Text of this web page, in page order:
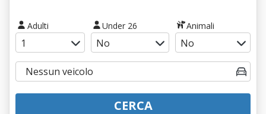
Adulti Under 26 Animali
CERCA